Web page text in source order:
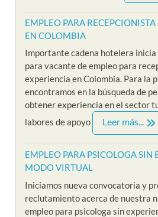
EMPLEO PARA
EN COLOMBIA
Importante cadena hotelera inicia
para vacante de empleo para
experiencia en Colombia. Para la
encontramos en la búsqueda de
obtener experiencia en el sector
labores de apoyo
Leer más...
EMPLEO PARA PSICOLOGA SIN
MODO VIRTUAL
Iniciamos nueva convocatoria y
reclutamiento acerca de nuestra
empleo para psicologa sin